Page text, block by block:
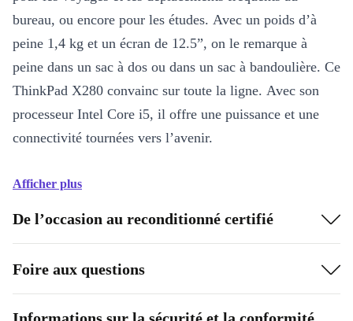
bureau, ou encore pour les études. Avec un poids d’à
peine 1,4 kg et un écran de 12.5”, on le remarque à
peine dans un sac à dos ou dans un sac à bandoulière. Ce
ThinkPad X280 convainc sur toute la ligne. Avec son
processeur Intel Core i5, il offre une puissance et une
connectivité tournées vers l’avenir.
Afficher plus
De l’occasion au reconditionné certifié
Foire aux questions